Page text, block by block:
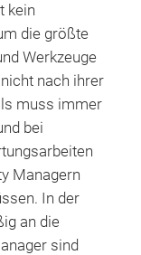
kein
die größte
Werkzeuge
nach ihrer
muss immer
bei
Managern
In der
an die
sind